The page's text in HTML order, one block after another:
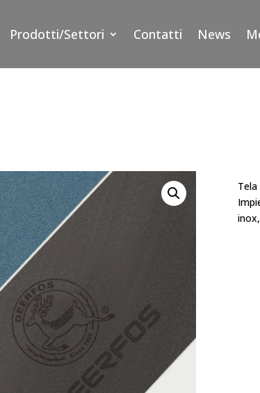
Prodotti/Settori Contatti News